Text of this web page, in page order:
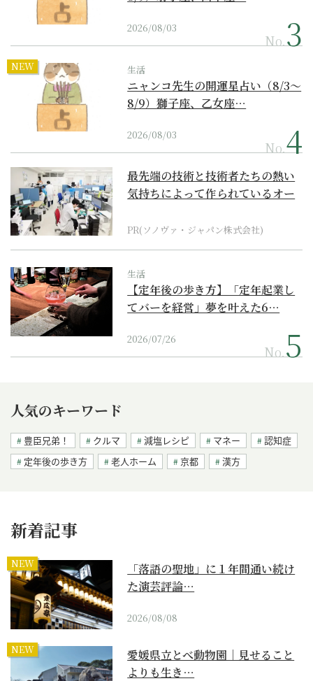
2026/08/03
No.
NEW 生活
ニャンコ先生の開運星占い（8/3～
8/9）獅子座、乙女座…
2026/08/03
No.
最先端の技術と技術者たちの熱い
気持ちによって作られているオー
PR(ソノヴァ・ジャパン株式会社)
生活
【定年後の歩き方】「定年起業し
てバーを経営」夢を叶えた6…
2026/07/26
No.
人気のキーワード
豊臣兄弟！ クルマ 減塩レシピ マネー
認知症
定年後の歩き方
老人ホーム 京都 漢方
新着記事
NEW
「落語の聖地」に１年間通い続け
た演芸評論…
2026/08/08
NEW
愛媛県立とべ動物園｜見せること
よりも生き…